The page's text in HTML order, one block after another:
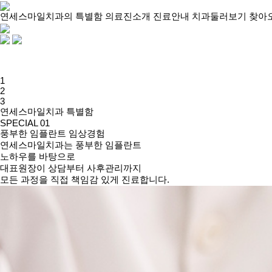
연세스마일치과의 특별함 의료진소개 진료안내 치과둘러보기 찾아
1
2
3
연세스마일치과 특별함
SPECIAL 01
풍부한 임플란트 임상경험
연세스마일치과는 풍부한 임플란트
노하우를 바탕으로
대표원장이 상담부터 사후관리까지
모든 과정을 직접 책임감 있게 진료합니다.